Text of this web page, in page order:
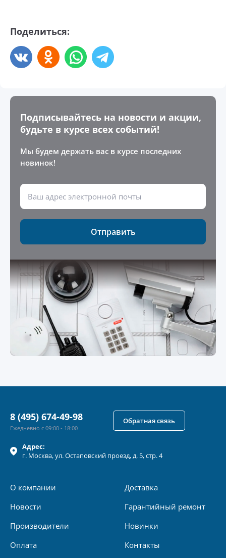
Поделиться:
Подписывайтесь на новости и акции,
будьте в курсе всех событий!
Мы будем держать вас в курсе последних
новинок!
Отправить
Адрес:
г. Москва, ул.Остаповский проезд, д. 5, стр. 4
О компании
Новости
Производители
Оплата
Доставка
Гарантийный ремонт
Новинки
Контакты
8 (495) 674-49-98
Ежедневно с 09:00 - 18:00
Обратная связь